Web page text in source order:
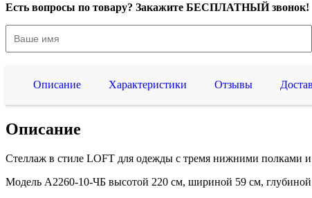
Есть вопросы по товару? Закажите БЕСПЛАТНЫЙ звонок!
Описание Характеристики Отзывы
Описание
Стеллаж в стиле LOFT для одежды с тремя нижними полками
Модель A2260-10-ЧБ высотой 220 см, шириной 59 см, глубиной